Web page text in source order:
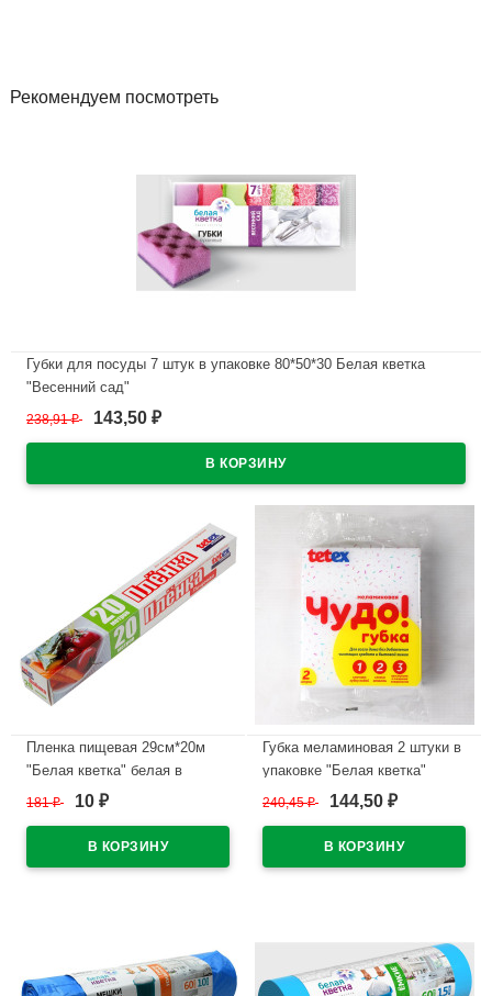
Рекомендуем посмотреть
Губки для посуды 7 штук в упаковке 80*50*30 Белая кветка
"Весенний сад"
В наличии
238,91₽ 143,50 ₽
Пленка пищевая 29см*20м
"Белая кветка" белая в
картоне
181₽ 10 ₽
Губка меламиновая 2 штуки в
упаковке "Белая кветка"
В наличии
240,45₽ 144,50 ₽